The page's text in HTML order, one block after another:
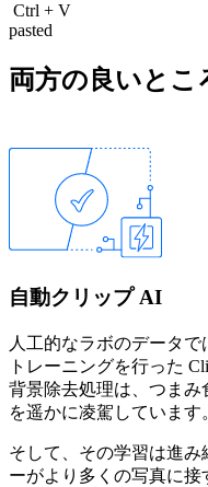
Ctrl + V
pasted
両方の良いとこ
自動クリップ AI
人工的なラボのデータ
トレーニングを行った
背景除去処理は、つま
を遥かに凌駕しています
そして、その学習は進
ーがより多くの写真に